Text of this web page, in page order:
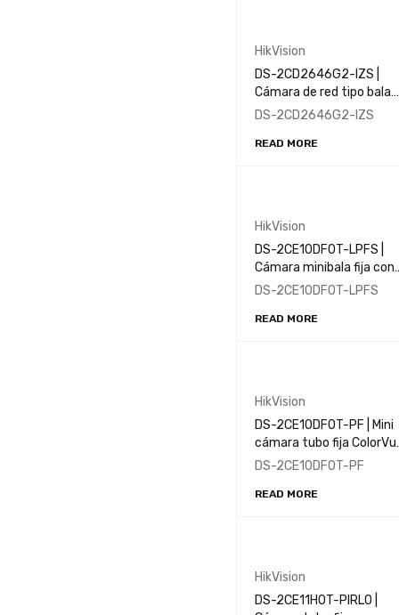
HikVision
DS-2CD2646G2-IZS |
Cámara de red tipo bala
varifocal motorizada
DS-2CD2646G2-IZS
READ MORE
HikVision
DS-2CE10DF0T-LPFS |
Cámara minibala fija con
luz híbrida inteligente de
DS-2CE10DF0T-LPFS
READ MORE
HikVision
DS-2CE10DF0T-PF | Mini
cámara tubo fija ColorVu
de 2MP
DS-2CE10DF0T-PF
READ MORE
HikVision
DS-2CE11H0T-PIRLO |